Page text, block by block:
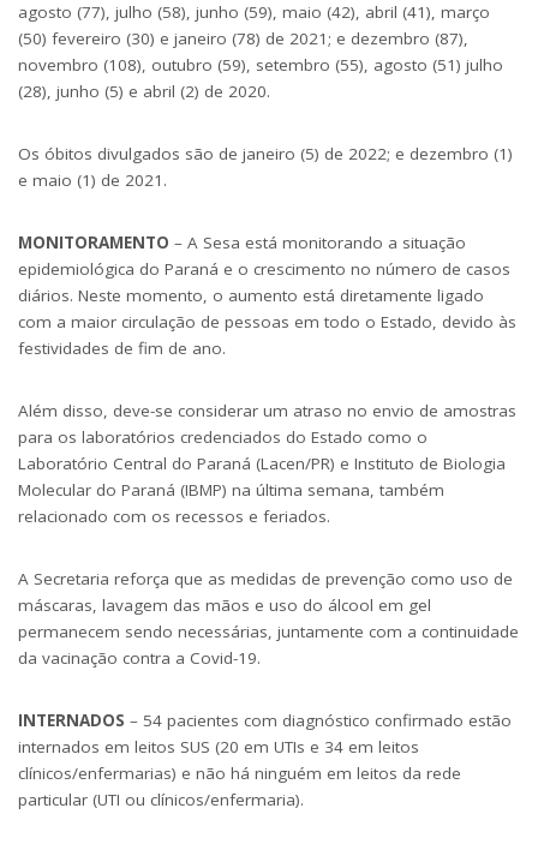
agosto (77), julho (58), junho (59), maio (42), abril (41), março
(50) fevereiro (30) e janeiro (78) de 2021; e dezembro (87),
novembro (108), outubro (59), setembro (55), agosto (51) julho
(28), junho (5) e abril (2) de 2020.
Os óbitos divulgados são de janeiro (5) de 2022; e dezembro (1)
e maio (1) de 2021.
MONITORAMENTO – A Sesa está monitorando a situação
epidemiológica do Paraná e o crescimento no número de casos
diários. Neste momento, o aumento está diretamente ligado
com a maior circulação de pessoas em todo o Estado, devido às
festividades de fim de ano.
Além disso, deve-se considerar um atraso no envio de amostras
para os laboratórios credenciados do Estado como o
Laboratório Central do Paraná (Lacen/PR) e Instituto de Biologia
Molecular do Paraná (IBMP) na última semana, também
relacionado com os recessos e feriados.
A Secretaria reforça que as medidas de prevenção como uso de
máscaras, lavagem das mãos e uso do álcool em gel
permanecem sendo necessárias, juntamente com a continuidade
da vacinação contra a Covid-19.
INTERNADOS – 54 pacientes com diagnóstico confirmado estão
internados em leitos SUS (20 em UTIs e 34 em leitos
clínicos/enfermarias) e não há ninguém em leitos da rede
particular (UTI ou clínicos/enfermaria).